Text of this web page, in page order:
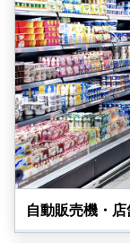
自動販売機・